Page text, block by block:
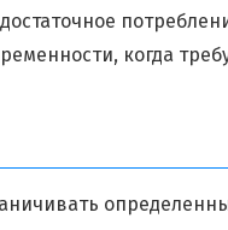
когда